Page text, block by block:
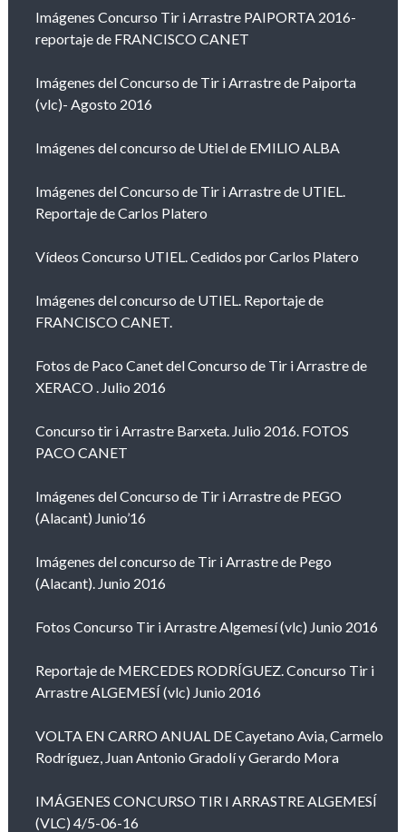
Imágenes Concurso Tir i Arrastre PAIPORTA 2016-
reportaje de FRANCISCO CANET
Imágenes del Concurso de Tir i Arrastre de Paiporta
(vlc)- Agosto 2016
Imágenes del concurso de Utiel de EMILIO ALBA
Imágenes del Concurso de Tir i Arrastre de UTIEL.
Reportaje de Carlos Platero
Vídeos Concurso UTIEL. Cedidos por Carlos Platero
Imágenes del concurso de UTIEL. Reportaje de
FRANCISCO CANET.
Fotos de Paco Canet del Concurso de Tir i Arrastre de
XERACO . Julio 2016
Concurso tir i Arrastre Barxeta. Julio 2016. FOTOS
PACO CANET
Imágenes del Concurso de Tir i Arrastre de PEGO
(Alacant) Junio’16
Imágenes del concurso de Tir i Arrastre de Pego
(Alacant). Junio 2016
Fotos Concurso Tir i Arrastre Algemesí (vlc) Junio 2016
Reportaje de MERCEDES RODRÍGUEZ. Concurso Tir i
Arrastre ALGEMESÍ (vlc) Junio 2016
VOLTA EN CARRO ANUAL DE Cayetano Avia, Carmelo
Rodríguez, Juan Antonio Gradolí y Gerardo Mora
IMÁGENES CONCURSO TIR I ARRASTRE ALGEMESÍ
(VLC) 4/5-06-16